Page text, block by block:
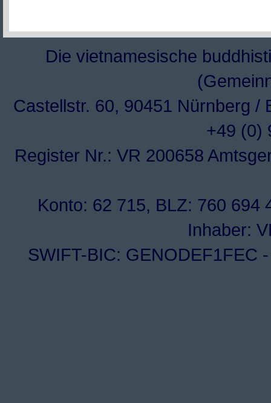
Die vietnamesische
Castellstr. 60, 90451 Nürnberg /
+49 (0)
Register Nr.: VR 200658
Konto: 62 715, BLZ: 760 694
Inhaber:
SWIFT-BIC: GENODEF1FEC